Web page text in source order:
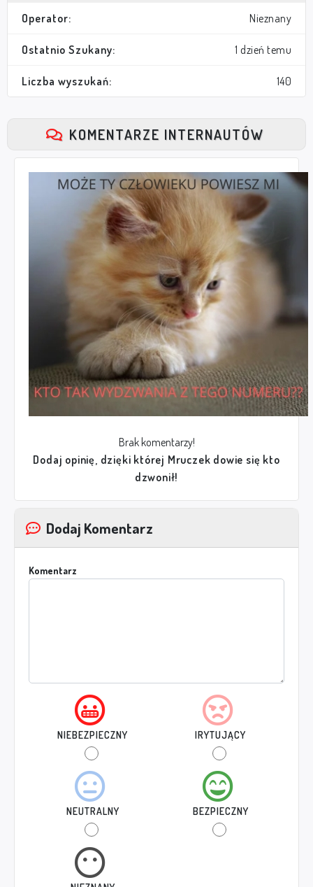
Operator: Nieznany
Ostatnio Szukany: 1 dzień temu
Liczba wyszukań: 140
KOMENTARZE INTERNAUTÓW
Brak komentarzy!
Dodaj opinię, dzięki której Mruczek dowie się kto
dzwonił!
Dodaj Komentarz
Komentarz
NIEBEZPIECZNY IRYTUJĄCY
NEUTRALNY BEZPIECZNY